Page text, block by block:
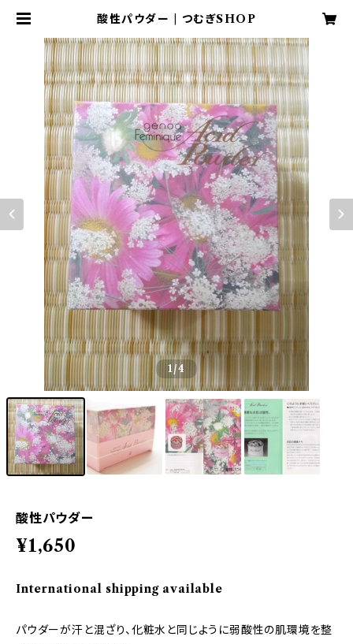
酸性パウダー | つむぎSHOP
1/4
酸性パウダー
¥1,650
International shipping available
パウダーが汗と混ざり、化粧水と同じように弱酸性の肌環境を整